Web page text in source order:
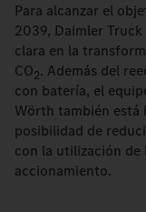
Para alcanzar el
2039, Daimler
clara en la
CO2. Además del
con batería, el
Wörth también está
posibilidad de
con la utilización
accionamiento.